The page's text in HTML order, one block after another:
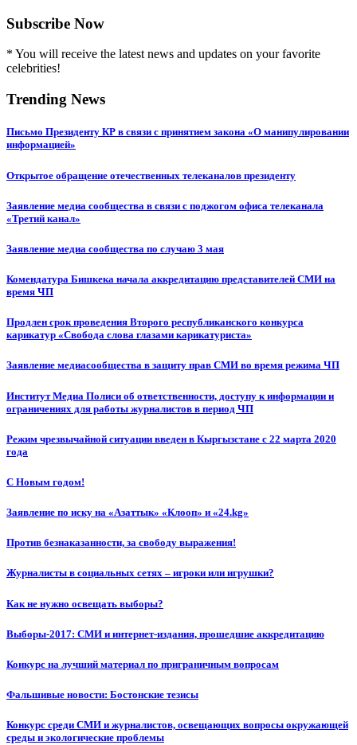
Subscribe Now
* You will receive the latest news and updates on your favorite
celebrities!
Trending News
Письмо Президенту КР в связи с принятием закона «О манипулировании
информацией»
Открытое обращение отечественных телеканалов президенту
Заявление медиа сообщества в связи с поджогом офиса телеканала
«Третий канал»
Заявление медиа сообщества по случаю 3 мая
Комендатура Бишкека начала аккредитацию представителей СМИ на
время ЧП
Продлен срок проведения Второго республиканского конкурса
карикатур «Свобода слова глазами карикатуриста»
Заявление медиасообщества в защиту прав СМИ во время режима ЧП
Институт Медиа Полиси об ответственности, доступу к информации и
ограничениях для работы журналистов в период ЧП
Режим чрезвычайной ситуации введен в Кыргызстане с 22 марта 2020
года
С Новым годом!
Заявление по иску на «Азаттык» «Клооп» и «24.kg»
Против безнаказанности, за свободу выражения!
Журналисты в социальных сетях – игроки или игрушки?
Как не нужно освещать выборы?
Выборы-2017: СМИ и интернет-издания, прошедшие аккредитацию
Конкурс на лучший материал по приграничным вопросам
Фальшивые новости: Бостонские тезисы
Конкурс среди СМИ и журналистов, освещающих вопросы окружающей
среды и экологические проблемы